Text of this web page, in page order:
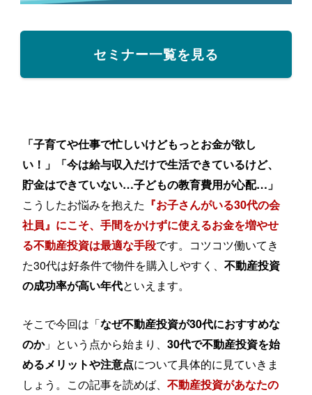
セミナー一覧を見る
「子育てや仕事で忙しいけどもっとお金が欲し
い！」「今は給与収入だけで生活できているけど、
貯金はできていない…子どもの教育費用が心配…」
こうしたお悩みを抱えた 『お子さんがいる30代の会
社員』にこそ、手間をかけずに使えるお金を増やせ
る不動産投資は最適な手段です。コツコツ働いてき
た30代は好条件で物件を購入しやすく、不動産投資
の成功率が高い年代といえます。
そこで今回は「なぜ不動産投資が30代におすすめな
のか」という点から始まり、30代で不動産投資を始
めるメリットや注意点について具体的に見ていきま
しょう。この記事を読めば、不動産投資があなたの